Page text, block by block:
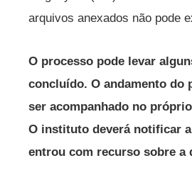
arquivos anexados não pode
O processo pode levar
concluído. O andamento do
ser acompanhado no
O instituto deverá notificar
entrou com recurso sobre a